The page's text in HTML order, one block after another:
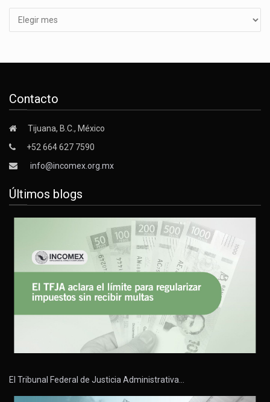
Contacto
Tijuana, B.C., México
+52 664 627 7590
info@incomex.org.mx
Últimos blogs
El Tribunal Federal de Justicia Administrativa…